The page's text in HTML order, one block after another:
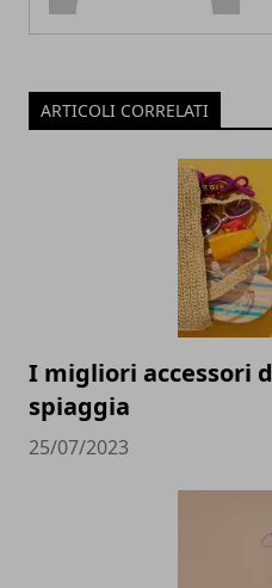
ARTICOLI CORRELATI
I migliori accessori
spiaggia
25/07/2023